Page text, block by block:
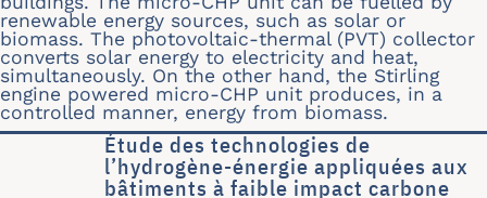
renewable energy sources, such as solar or
biomass. The photovoltaic-thermal (PVT) collector
converts solar energy to electricity and heat,
simultaneously. On the other hand, the Stirling
engine powered micro-CHP unit produces, in a
controlled manner, energy from biomass.
Étude des technologies de
l’hydrogène-énergie appliquées aux
bâtiments à faible impact carbone